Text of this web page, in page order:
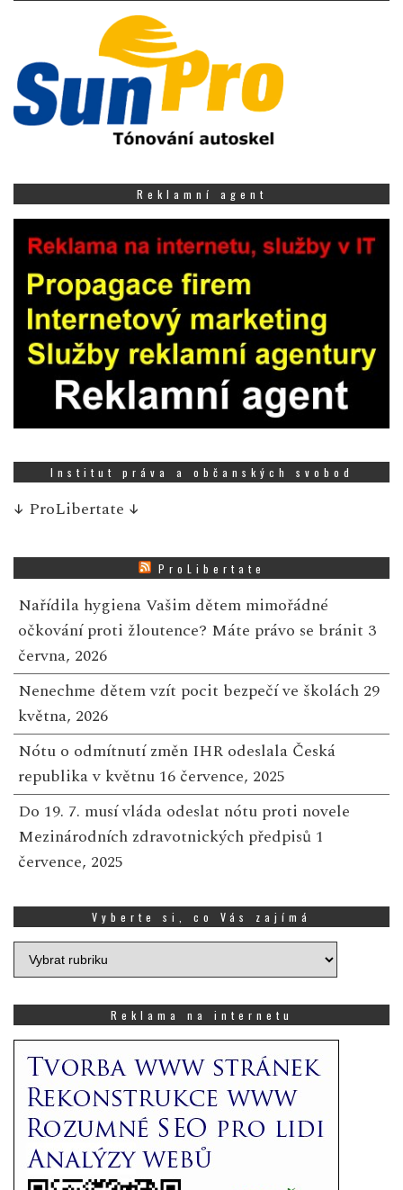
Reklamní agent
Institut práva a občanských svobod
↓ ProLibertate ↓
ProLibertate
Nařídila hygiena Vašim dětem mimořádné
očkování proti žloutence? Máte právo se bránit 3
června, 2026
Nenechme dětem vzít pocit bezpečí ve školách 29
května, 2026
Nótu o odmítnutí změn IHR odeslala Česká
republika v květnu 16 července, 2025
Do 19. 7. musí vláda odeslat nótu proti novele
Mezinárodních zdravotnických předpisů 1
července, 2025
Vyberte si, co Vás zajímá
Vyberte
si,
zajímá
Reklama na internetu